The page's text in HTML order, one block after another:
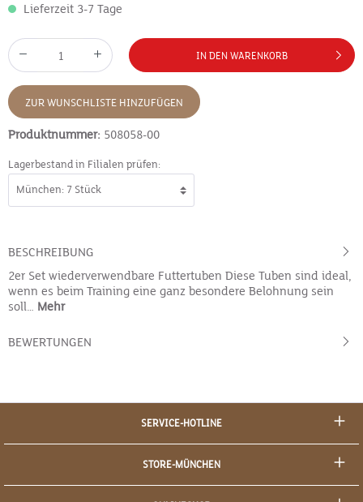
Lieferzeit 3-7 Tage
IN DEN WARENKORB
ZUR WUNSCHLISTE HINZUFÜGEN
Produktnummer: 508058-00
Lagerbestand in Filialen prüfen:
BESCHREIBUNG
2er Set wiederverwendbare Futtertuben Diese Tuben sind ideal,
wenn es beim Training eine ganz besondere Belohnung sein
soll… Mehr
BEWERTUNGEN
SERVICE-HOTLINE
STORE-MÜNCHEN